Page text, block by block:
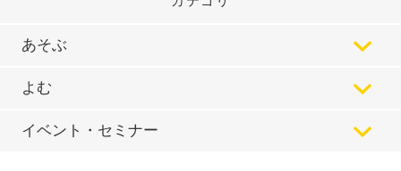
あそぶ
よむ
イベント・セミナー